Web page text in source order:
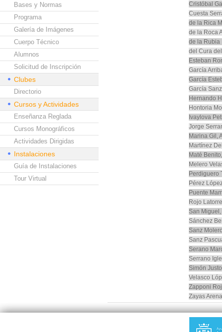
Bases y Normas
Programa
Galería de Imágenes
Cuerpo Técnico
Alumnos
Solicitud de Inscripción
Clubes
Directorio
Cursos y Actividades
Enseñanza Reglada
Cursos Monográficos
Actividades Dirigidas
Instalaciones
Guía de Instalaciones
Tour Virtual
Cristóbal
Cuesta
de la Rica
de la Roca
de la Rubia
del Cura
Esteban
García
García
García
Hernando
Hontoria
Ivaylova
Jorge
Marina Gil,
Martínez
Maté
Melero
Perdiguero
Pérez
Puente
Rojo
San Miguel,
Sánchez
Sanz
Sanz
Serano
Serrano
Simón
Velasco
Zapponi
Zayas